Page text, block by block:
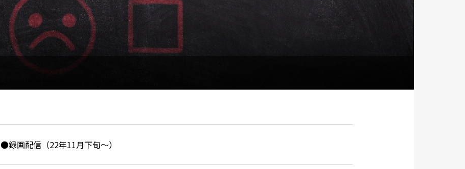
●録画配信（22年11月下旬～）